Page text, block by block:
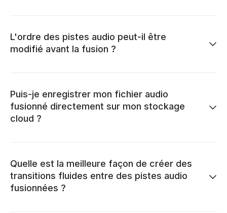
L'ordre des pistes audio peut-il être
modifié avant la fusion ?
Puis-je enregistrer mon fichier audio
fusionné directement sur mon stockage
cloud ?
Quelle est la meilleure façon de créer des
transitions fluides entre des pistes audio
fusionnées ?